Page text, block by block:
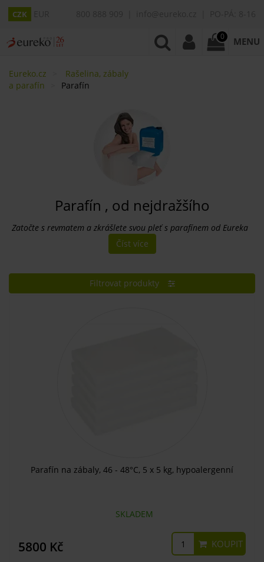
CZK
0 MENU
Eureko.cz
Rašelina, zábaly
a parafín
Parafín
Parafín , od nejdražšího
Zatočte s revmatem a zkrášlete svou pleť s parafínem od Eureka
Číst více
Filtrovat produkty
Parafín na zábaly, 46 - 48°C, 5 x 5 kg, hypoalergenní
SKLADEM
5800 Kč KOUPIT